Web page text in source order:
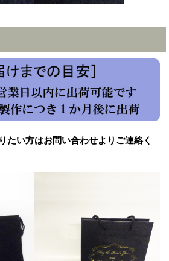
たい方はお問い合わせよりご連絡く